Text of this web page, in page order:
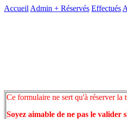
Accueil Admin + Réservés Effectués
Ce formulaire ne sert qu'à réserver la
Soyez aimable de ne pas le valider